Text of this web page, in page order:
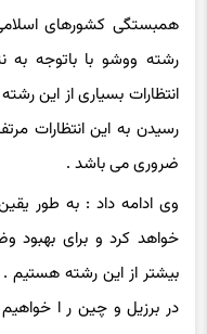
رشته ووشو با باتوجه به
انتظارات بسیاری از این
رسیدن به این انتظارات
ضروری می باشد .
وی ادامه داد : به طور
خواهد کرد و برای بهبود
بیشتر از این رشته هستیم .
در برزیل و چین ر ا خواهیم
پیش بینی شده است .